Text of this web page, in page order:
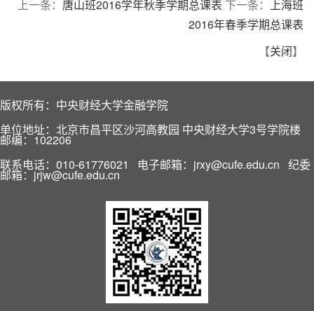
上一条： 唐山班2016学年秋季学期总课表 下一条： 上海班
2016年春季学期总课表
【关闭】
版权所有：中央财经大学金融学院
单位地址：北京市昌平区沙河高教园 中央财经大学3号学院楼
邮编：102206
联系电话：010-61776021 电子邮箱：jrxy@cufe.edu.cn 纪委
邮箱：jrjw@cufe.edu.cn